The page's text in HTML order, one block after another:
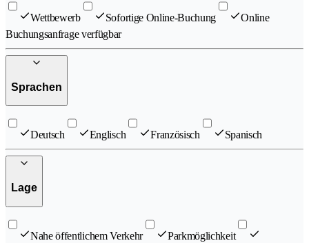
Wettbewerb Sofortige Online-Buchung
Online
Buchungsanfrage verfügbar
Sprachen
Deutsch Englisch Französisch Spanisch
Lage
Nahe öffentlichem Verkehr
Parkmöglichkeit